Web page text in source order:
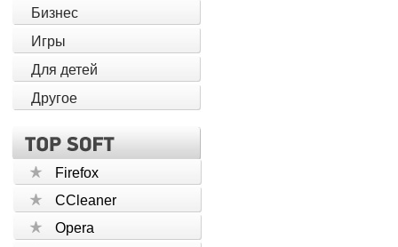
Бизнес
Игры
Для детей
Другое
Firefox
CCleaner
Opera